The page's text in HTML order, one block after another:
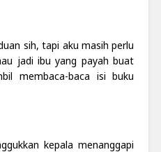
sih, tapi aku masih perlu
jadi ibu yang payah buat
membaca-baca isi buku
kepala menanggapi